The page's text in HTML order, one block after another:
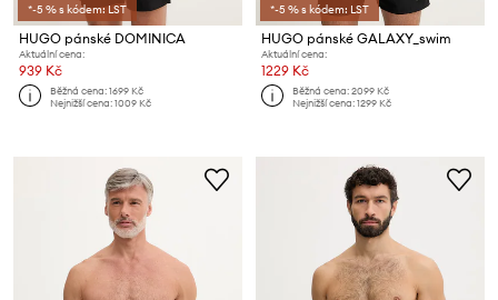
*-5 % s kódem: LST
HUGO pánské DOMINICA
Aktuální cena:
939 Kč
Běžná cena:1699 Kč
Nejnižší cena:1009 Kč
*-5 % s kódem: LST
HUGO pánské GALAXY_swim
Aktuální cena:
1229 Kč
Běžná cena:2099 Kč
Nejnižší cena:1299 Kč